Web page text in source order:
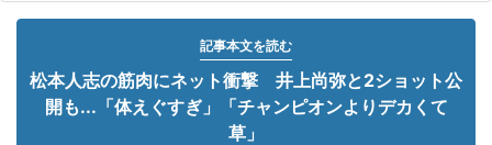
記事本文を読む
松本人志の筋肉にネット衝撃 井上尚弥と2ショット公
開も...「体えぐすぎ」「チャンピオンよりデカくて
草」